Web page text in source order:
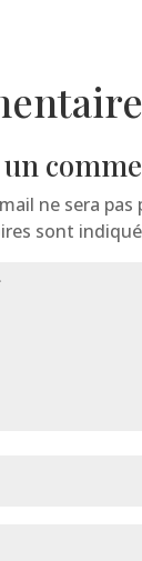
ne sera pas
sont